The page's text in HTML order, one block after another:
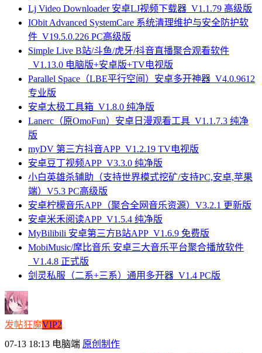
Lj Video Downloader 安卓LJ视频下载器_V1.1.79 高级版
IObit Advanced SystemCare 系统清理维护与安全防护软
件_V19.5.0.226 PC高级版
Simple Live B站/斗鱼/虎牙/抖音直播聚合观看软件
_V1.13.0 电脑版+安卓版+TV电视版
Parallel Space（LBE平行空间）安卓多开神器_V4.0.9612
专业版
安卓太极工具箱_V1.8.0 纯净版
Lanerc（原OmoFun）安卓日漫观看工具_V1.1.7.3 纯净
版
myDV 第三方抖音APP_V1.2.19 TV电视版
安卓豆丁视频APP_V3.3.0 纯净版
小白英雄杀辅助（支持世界模式挖矿/支持PC,安卓,苹果
端）V5.3 PC高级版
安卓柠檬音乐APP（聚合全网音乐资源）V3.2.1 更新版
安卓米禾阅读APP_V1.5.4 纯净版
MyBilibili 安卓第三方B站APP_V1.6.9 免费版
MobiMusic/摩比音乐 安卓三大音乐平台聚合播放软件
_V1.4.8 正式版
剑灵私服（二系+三系）通用多开器_V1.4 PC版
发帖狂魔VIP2
07-13 18:13 电脑端 原创制作